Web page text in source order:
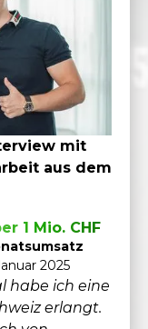
mit
aus dem
1 Mio. CHF
2025
habe ich eine
erlangt.